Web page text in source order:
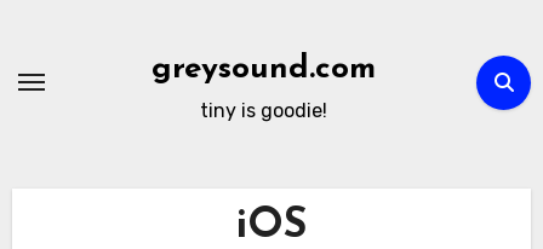
greysound.com
tiny is goodie!
iOS